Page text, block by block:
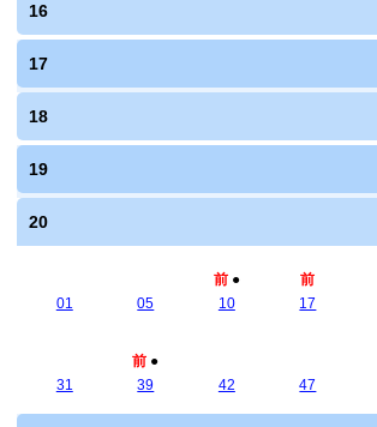
16
17
18
19
20
01 05
前 ●
10
前
17
31
前 ●
39
42 47